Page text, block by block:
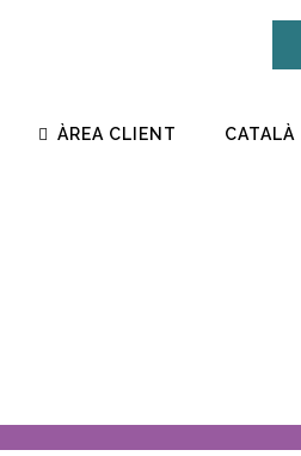
ÀREA CLIENT CATALÀ